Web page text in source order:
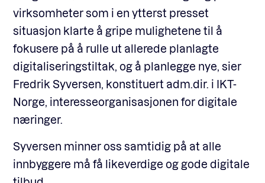
virksomheter som i en ytterst presset
situasjon klarte å gripe mulighetene til å
fokusere på å rulle ut allerede planlagte
digitaliseringstiltak, og å planlegge nye, sier
Fredrik Syversen, konstituert adm.dir. i IKT-
Norge, interesseorganisasjonen for digitale
næringer.
Syversen minner oss samtidig på at alle
innbyggere må få likeverdige og gode digitale